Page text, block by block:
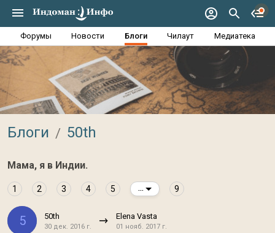
Форумы Новости Блоги Чилаут Медиатека
Блоги 50th
Мама, я в Индии.
1 2 3 4 5 ... 9
5 50th
30 дек. 2016 г.
Elena Vasta
01 нояб. 2017 г.